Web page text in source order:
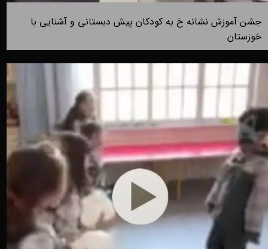
جشن آموزش نشانه خ به کودکان پیش دبستانی و آشنایی با
خوزستان